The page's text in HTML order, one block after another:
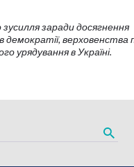
зусилля заради досягнення
демократії, верховенства
урядування в Україні.